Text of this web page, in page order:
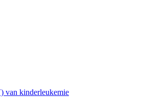
van kinderleukemie